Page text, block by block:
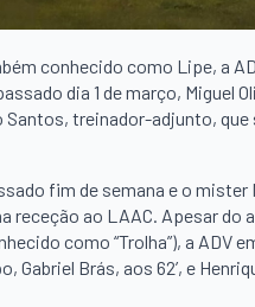
conhecido como Lipe, a
dia 1 de março, Miguel
Santos, treinador-adjunto,
fim de semana e o mister
receção ao LAAC. Apesar
como “Trolha”), a ADV
Gabriel Brás, aos 62’, e